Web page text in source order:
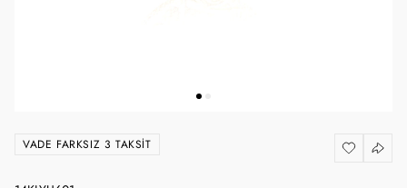
VADE FARKSIZ 3 TAKSIT